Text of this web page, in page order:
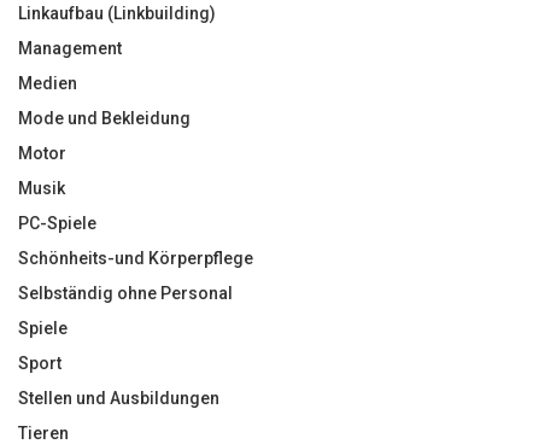
Linkaufbau (Linkbuilding)
Management
Medien
Mode und Bekleidung
Motor
Musik
PC-Spiele
Schönheits-und Körperpflege
Selbständig ohne Personal
Spiele
Sport
Stellen und Ausbildungen
Tieren